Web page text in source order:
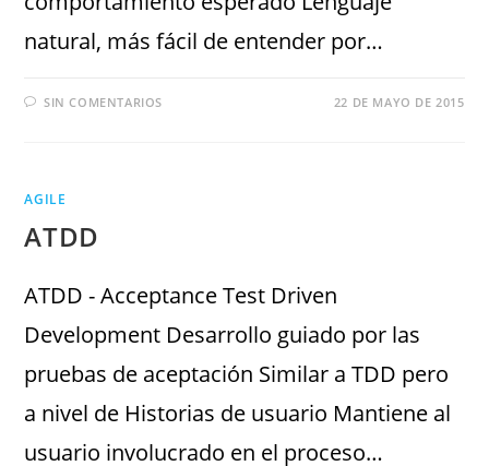
natural, más fácil de entender por…
SIN COMENTARIOS 22 DE MAYO DE 2015
AGILE
ATDD
ATDD - Acceptance Test Driven
Development Desarrollo guiado por las
pruebas de aceptación Similar a TDD pero
a nivel de Historias de usuario Mantiene al
usuario involucrado en el proceso…